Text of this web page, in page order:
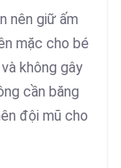
nên giữ ấm
mặc cho bé
không gây
cần băng
đội mũ cho